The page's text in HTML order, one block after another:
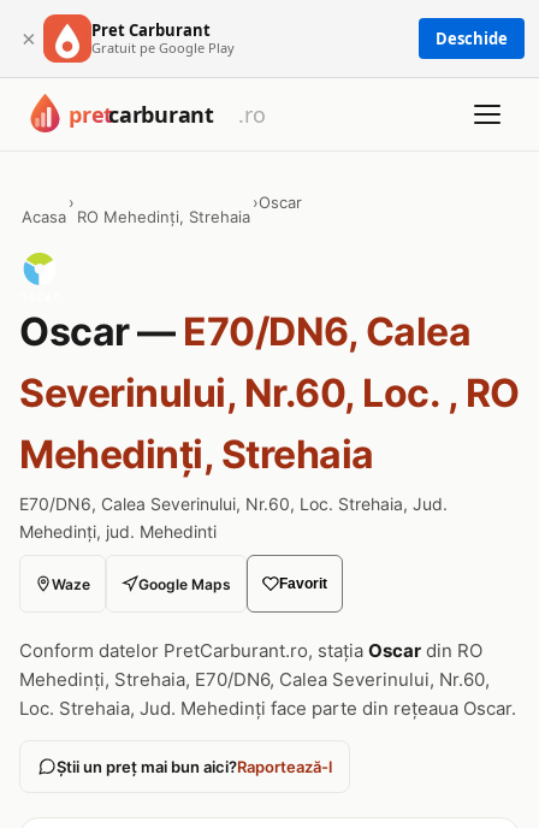
× Pret Carburant
Gratuit pe Google Play Deschide
Acasa
›
RO Mehedinți, Strehaia
›Oscar
Oscar — E70/DN6, Calea
Severinului, Nr.60, Loc. , RO
Mehedinți, Strehaia
E70/DN6, Calea Severinului, Nr.60, Loc. Strehaia, Jud.
Mehedinți, jud. Mehedinti
Waze Google Maps Favorit
Conform datelor PretCarburant.ro, stația Oscar din RO
Mehedinți, Strehaia, E70/DN6, Calea Severinului, Nr.60,
Loc. Strehaia, Jud. Mehedinți face parte din rețeaua Oscar.
Știi un preț mai bun aici?Raportează-l